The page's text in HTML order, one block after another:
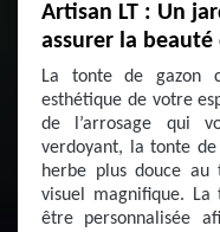
Artisan LT : Un
assurer la
La tonte de gazon
esthétique de votre
de l’arrosage qui
verdoyant, la tonte
herbe plus douce
visuel magnifique. La
être personnalisée